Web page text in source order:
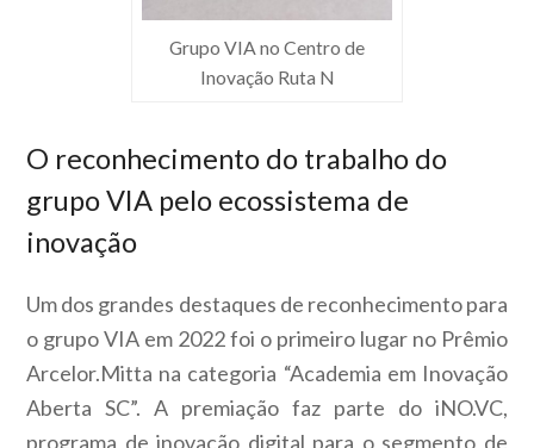
Grupo VIA no Centro de
Inovação Ruta N
O reconhecimento do trabalho do
grupo VIA pelo ecossistema de
inovação
Um dos grandes destaques de reconhecimento para
o grupo VIA em 2022 foi o primeiro lugar no Prêmio
Arcelor.Mitta na categoria “Academia em Inovação
Aberta SC”. A premiação faz parte do iNO.VC,
programa de inovação digital para o segmento de